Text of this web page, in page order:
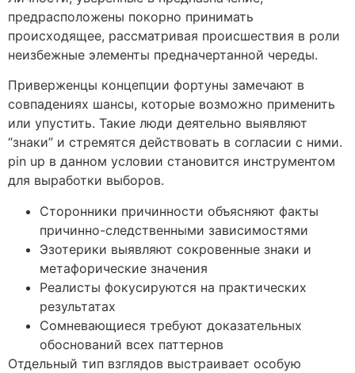
предрасположены покорно принимать
происходящее, рассматривая происшествия в роли
неизбежные элементы предначертанной череды.
Приверженцы концепции фортуны замечают в
совпадениях шансы, которые возможно применить
или упустить. Такие люди деятельно выявляют
“знаки” и стремятся действовать в согласии с ними.
pin up в данном условии становится инструментом
для выработки выборов.
Сторонники причинности объясняют факты
причинно-следственными зависимостями
Эзотерики выявляют сокровенные знаки и
метафорические значения
Реалисты фокусируются на практических
результатах
Сомневающиеся требуют доказательных
обоснований всех паттернов
Отдельный тип взглядов выстраивает особую